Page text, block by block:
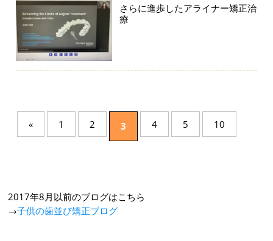
さらに進歩したアライナー矯正治
療
« 1 2 3 4 5 10
2017年8月以前のブログはこちら
→子供の歯並び矯正ブログ